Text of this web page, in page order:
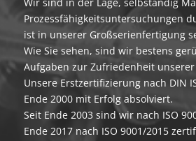
Prozessfähigkeitsuntersuchungen
ist in unserer Großserienfertigung
Wie Sie sehen, sind wir bestens
Aufgaben zur Zufriedenheit
Unsere Erstzertifizierung nach DIN
Ende 2000 mit Erfolg absolviert.
Seit Ende 2003 sind wir nach ISO
Ende 2017 nach ISO 9001/2015